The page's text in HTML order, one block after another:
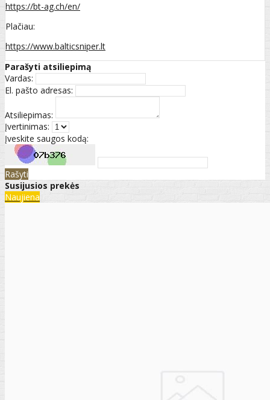
https://bt-ag.ch/en/
Plačiau:
https://www.balticsniper.lt
Parašyti atsiliepimą
Vardas:
El. pašto adresas:
Atsiliepimas:
Įvertinimas:
Įveskite saugos kodą:
Rašyti
Susijusios prekės
Naujiena